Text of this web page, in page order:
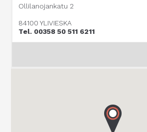
Ollilanojankatu 2
84100 YLIVIESKA
Tel. 00358 50 511 6211